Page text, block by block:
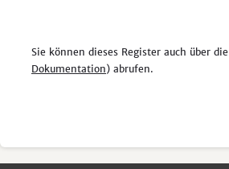
Sie können dieses Register auch über die
Dokumentation) abrufen.